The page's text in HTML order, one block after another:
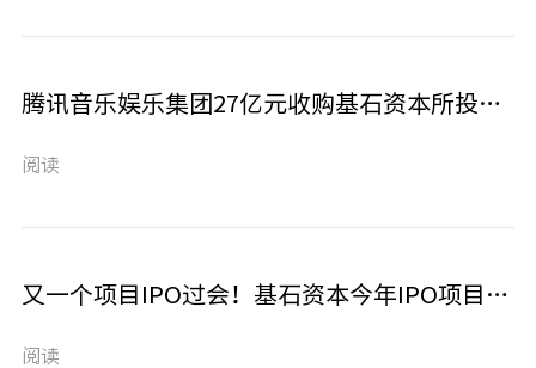
腾讯音乐娱乐集团27亿元收购基石资本所投企业懒人听书100%股权
阅读
又一个项目IPO过会！基石资本今年IPO项目已达11个，这次是科学养猪企业神农股份
阅读